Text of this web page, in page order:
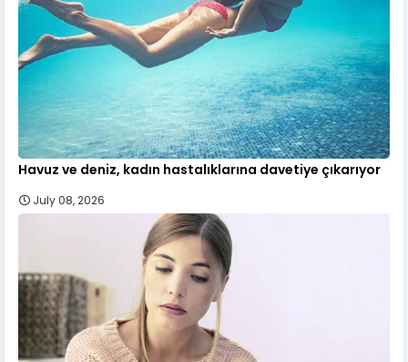
Havuz ve deniz, kadın hastalıklarına davetiye çıkarıyor
July 08, 2026